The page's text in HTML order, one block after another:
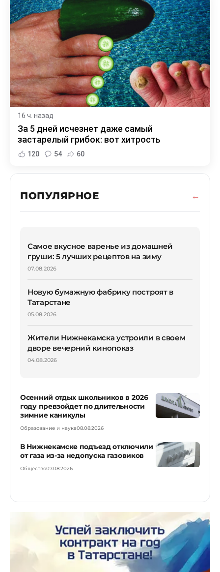
16 ч. назад
За 5 дней исчезнет даже самый
застарелый грибок: вот хитрость
120 54 60
ПОПУЛЯРНОЕ
Самое вкусное варенье из домашней
груши: 5 лучших рецептов на зиму
07.08.2026
Новую бумажную фабрику построят в
Татарстане
05.08.2026
Жители Нижнекамска устроили в своем
дворе вечерний кинопоказ
04.08.2026
Осенний отдых школьников в 2026
году превзойдет по длительности
зимние каникулы
Образование и наука08.08.2026
В Нижнекамске подъезд отключили
от газа из-за недопуска газовиков
Общество07.08.2026